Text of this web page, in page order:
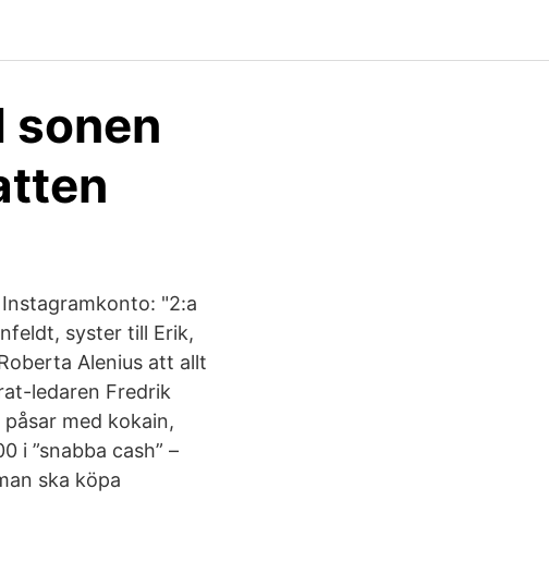
sonen
"2:a
syster till Erik,
Alenius att allt
ledaren Fredrik
med kokain,
i ”snabba cash” –
ska köpa